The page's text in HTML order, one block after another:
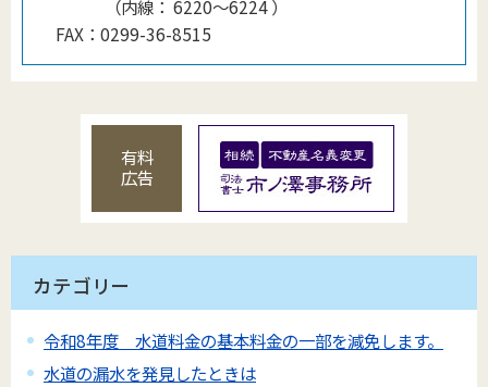
（内線 ： 6220〜6224）
FAX： 0299-36-8515
有料
広告
カテゴリー
令和8年度 水道料金の基本料金の一部を減免します。
水道の漏水を発見したときは